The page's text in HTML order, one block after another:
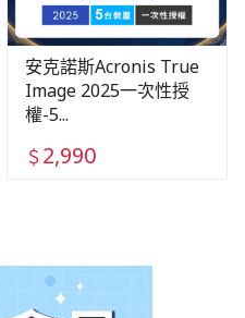
安克諾斯Acronis True
Image 2025一次性授
權-5...
＄2,990